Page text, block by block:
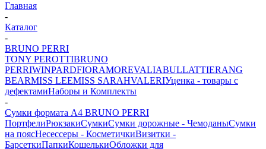
Главная
-
Каталог
-
BRUNO PERRI
TONY PEROTTIBRUNO
PERRIWINPARDFIORAMOREVALIABULLATTIERANG
BEARMISS LEEMISS SARAHVALERIУценка - товары с
дефектамиНаборы и Комплекты
-
Сумки формата А4 BRUNO PERRI
ПортфелиРюкзакиСумкиСумки дорожные - ЧемоданыСумки
на поясНесессеры - КосметичкиВизитки -
БарсеткиПапкиКошелькиОбложки для